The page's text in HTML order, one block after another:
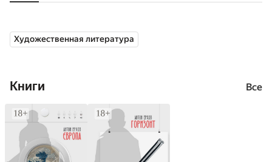
Художественная литература
Книги Все